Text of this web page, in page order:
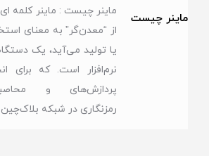
ماینر چیست
ماینر چیست : ماینر کلمه
از “معدن‌گر” به معنای
یا تولید می‌آید، یک
نرم‌افزار است. که برای
پردازش‌های و
رمزنگاری در شبکه‌ بلاک‌چین